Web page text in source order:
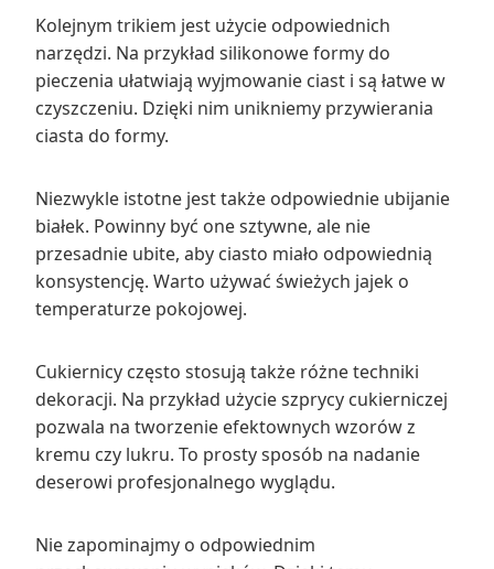
Kolejnym trikiem jest użycie odpowiednich
narzędzi. Na przykład silikonowe formy do
pieczenia ułatwiają wyjmowanie ciast i są łatwe w
czyszczeniu. Dzięki nim unikniemy przywierania
ciasta do formy.
Niezwykle istotne jest także odpowiednie ubijanie
białek. Powinny być one sztywne, ale nie
przesadnie ubite, aby ciasto miało odpowiednią
konsystencję. Warto używać świeżych jajek o
temperaturze pokojowej.
Cukiernicy często stosują także różne techniki
dekoracji. Na przykład użycie szprycy cukierniczej
pozwala na tworzenie efektownych wzorów z
kremu czy lukru. To prosty sposób na nadanie
deserowi profesjonalnego wyglądu.
Nie zapominajmy o odpowiednim